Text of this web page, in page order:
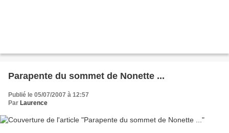
Parapente du sommet de Nonette ...
Publié le 05/07/2007 à 12:57
Par Laurence